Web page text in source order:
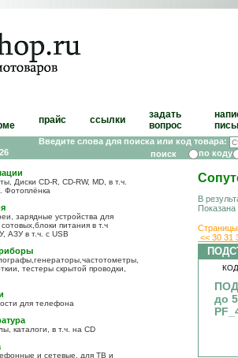
прайс ссылки
задать
вопрос
Введите слова для поиска или код товара:
по коду
Диски CD-R, CD-RW, MD, в т.ч.
Фотоплёнка
зарядные устройства для
питания в т.ч
АЗУ в т.ч. с USB
тестеры скрытой проводки,
для телефона
каталоги, в т.ч. на CD
и сетевые, для ТВ и
В
<< 30 31
до